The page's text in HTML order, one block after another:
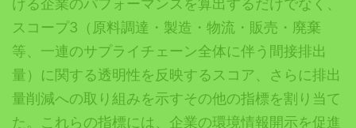
ける企業のパフォーマンスを算出するだけでなく、
スコープ3（原料調達・製造・物流・販売・廃棄
等、一連のサプライチェーン全体に伴う間接排出
量）に関する透明性を反映するスコア、さらに排出
量削減への取り組みを示すその他の指標を割り当て
た。これらの指標には、企業の環境情報開示を促進